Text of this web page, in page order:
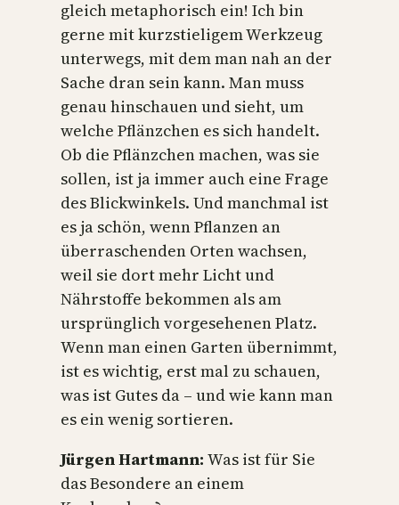
gleich metaphorisch ein! Ich bin
gerne mit kurzstieligem Werkzeug
unterwegs, mit dem man nah an der
Sache dran sein kann. Man muss
genau hinschauen und sieht, um
welche Pflänzchen es sich handelt.
Ob die Pflänzchen machen, was sie
sollen, ist ja immer auch eine Frage
des Blickwinkels. Und manchmal ist
es ja schön, wenn Pflanzen an
überraschenden Orten wachsen,
weil sie dort mehr Licht und
Nährstoffe bekommen als am
ursprünglich vorgesehenen Platz.
Wenn man einen Garten übernimmt,
ist es wichtig, erst mal zu schauen,
was ist Gutes da – und wie kann man
es ein wenig sortieren.
Jürgen Hartmann: Was ist für Sie
das Besondere an einem